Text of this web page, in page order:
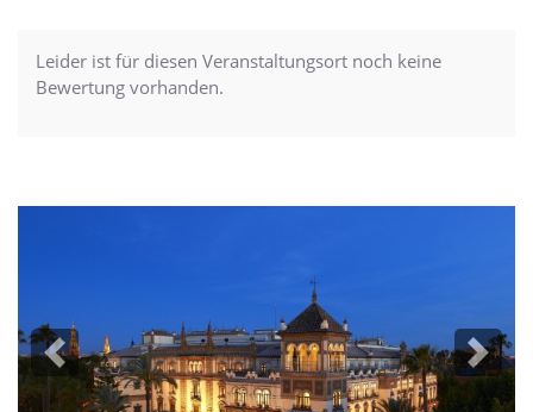
Leider ist für diesen Veranstaltungsort noch keine
Bewertung vorhanden.
Previous Next